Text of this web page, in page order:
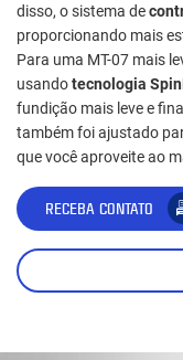
disso, o sistema de
proporcionando mais
Para uma MT-07 mais
usandotecnologia
fundição mais leve e
também foi ajustado
que você aproveite ao
RECEBA CONTATO